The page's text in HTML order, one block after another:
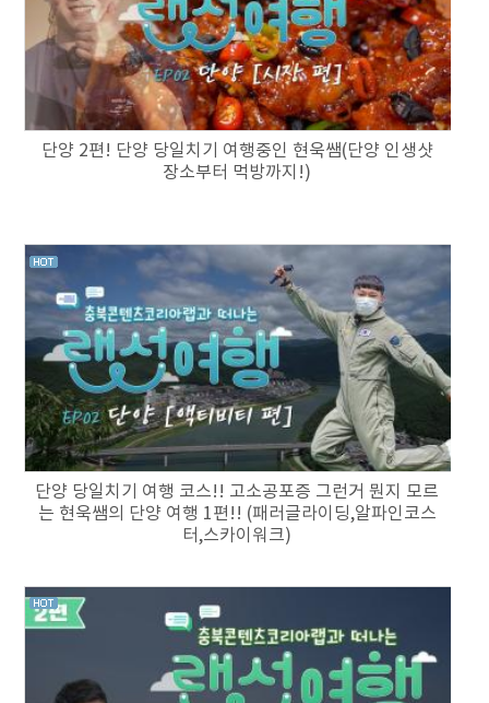
단양 2편! 단양 당일치기 여행중인 현욱쌤(단양 인생샷
장소부터 먹방까지!)
단양 당일치기 여행 코스!! 고소공포증 그런거 뭔지 모르
는 현욱쌤의 단양 여행 1편!! (패러글라이딩,알파인코스
터,스카이워크)